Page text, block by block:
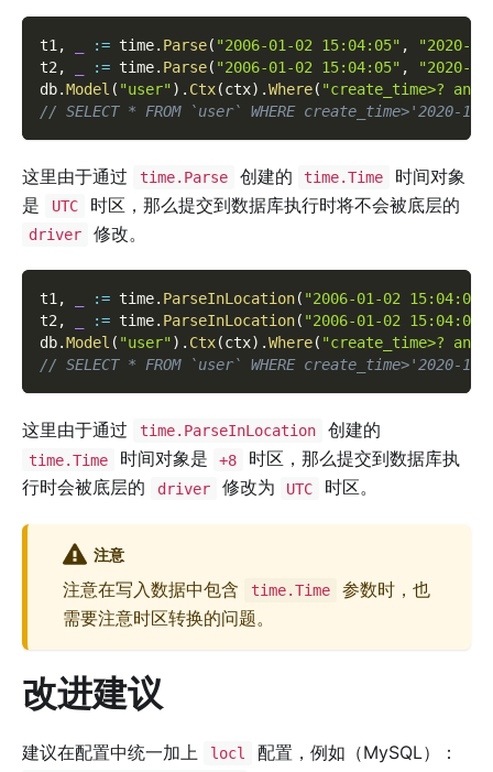
t1 , := time. Parse( "2006-01-02 15:04:05" ,
"2020-
t2 , := time. Parse( "2006-01-02 15:04:05" ,
"2020-
db.Model ( "user") . Ctx(ctx) .Where( "create_time>? and
// SELECT * FROM `user` WHERE create_time>'2020-
这里由于通过 time.Parse 创建的 time.Time
时间对象
是
UTC 时区，那么提交到数据库执行时将不会被底层的
driver 修改。
t1 , := time. ParseInLocation( "2006-01-02 15:04:05"
t2 , := time. ParseInLocation( "2006-01-02 15:04:05"
db.Model ( "user") . Ctx(ctx) .Where( "create_time>? and
// SELECT * FROM `user` WHERE create_time>'2020-
这里由于通过 time.ParseInLocation 创建的
time.Time 时间对象是 +8
时区，那么提交到数据库执
行时会被底层的
driver 修改为 UTC 时区。
注意
注意在写入数据中包含 time.Time
参数时，也
需要注意时区转换的问题。
改进建议
建议在配置中统一加上 locl 配置，例如（MySQL）：